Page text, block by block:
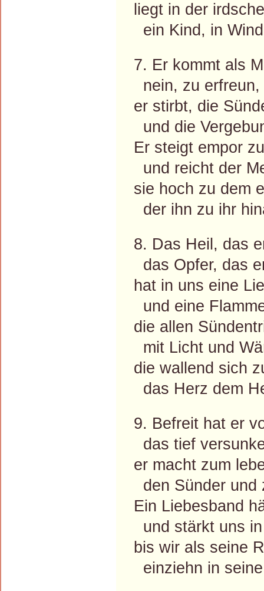
liegt in der
ein Kind, in
7. Er kommt als
nein, zu
er stirbt, die
und die
Er steigt empor
und reicht der
sie hoch zu dem
der ihn zu ihr
8. Das Heil, das
das Opfer, das
hat in uns eine
und eine
die allen
mit Licht und
die wallend sich
das Herz dem
9. Befreit hat er
das tief
er macht zum
den Sünder und
Ein Liebesband
und stärkt uns
bis wir als seine
einziehn in